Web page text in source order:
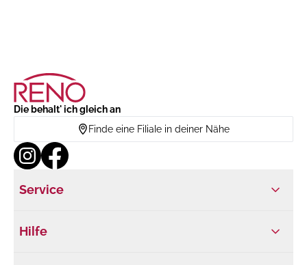
Die behalt' ich gleich an
Finde eine Filiale in deiner Nähe
Service
Hilfe